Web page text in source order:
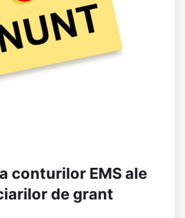
conturilor EMS ale
de grant